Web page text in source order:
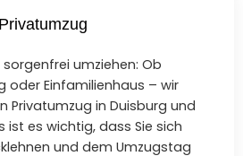
Privatumzug
umziehen: Ob
oder Einfamilienhaus – wir
Privatumzug in Duisburg und
ist es wichtig, dass Sie sich
und dem Umzugstag